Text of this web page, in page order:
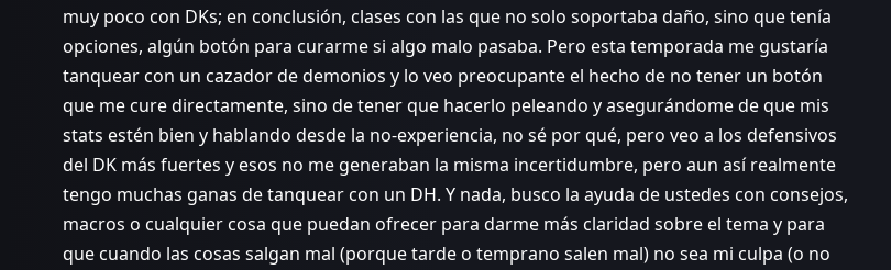
muy poco con DKs; en conclusión, clases con las que no solo soportaba daño, sino que tenía
opciones, algún botón para curarme si algo malo pasaba. Pero esta temporada me gustaría
tanquear con un cazador de demonios y lo veo preocupante el hecho de no tener un botón
que me cure directamente, sino de tener que hacerlo peleando y asegurándome de que mis
stats estén bien y hablando desde la no-experiencia, no sé por qué, pero veo a los defensivos
del DK más fuertes y esos no me generaban la misma incertidumbre, pero aun así realmente
tengo muchas ganas de tanquear con un DH. Y nada, busco la ayuda de ustedes con consejos,
macros o cualquier cosa que puedan ofrecer para darme más claridad sobre el tema y para
que cuando las cosas salgan mal (porque tarde o temprano salen mal) no sea mi culpa (o no